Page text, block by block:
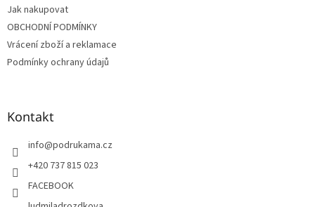
Jak nakupovat
OBCHODNÍ PODMÍNKY
Vrácení zboží a reklamace
Podmínky ochrany údajů
Kontakt
info@podrukama.cz
+420 737 815 023
FACEBOOK